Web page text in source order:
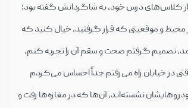
کلاس‌های درس خود، به شاگردانش گفته بود:
محیط و موقعیتی که قرار گرفتید، خیال کنید که
تصمیم گرفتم صحت و سقم آن را تجربه کنم،
در خیابان راه می‌رفتم جداً احساس می‌کردم
همه کسانی که در پیاده‌روها در حال آمد و شد هستند، کسانی که داخل خودروهایشان نشسته‌اند، آن‌‎ها که در مغازه‌ها رفت و